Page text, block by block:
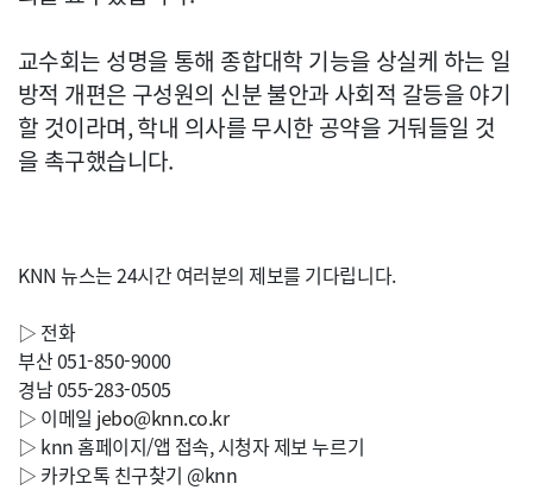
교수회는 성명을 통해 종합대학 기능을 상실케 하는 일
방적 개편은 구성원의 신분 불안과 사회적 갈등을 야기
할 것이라며, 학내 의사를 무시한 공약을 거둬들일 것
을 촉구했습니다.
KNN 뉴스는 24시간 여러분의 제보를 기다립니다.
▷ 전화
부산 051-850-9000
경남 055-283-0505
▷ 이메일 jebo@knn.co.kr
▷ knn 홈페이지/앱 접속, 시청자 제보 누르기
▷ 카카오톡 친구찾기 @knn